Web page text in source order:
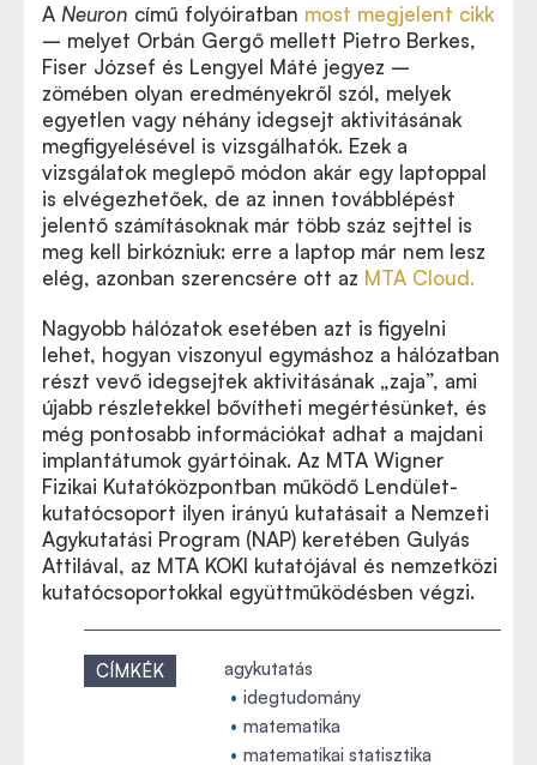
A Neuron című folyóiratban most megjelent cikk
– melyet Orbán Gergő mellett Pietro Berkes,
Fiser József és Lengyel Máté jegyez –
zömében olyan eredményekről szól, melyek
egyetlen vagy néhány idegsejt aktivitásának
megfigyelésével is vizsgálhatók. Ezek a
vizsgálatok meglepő módon akár egy laptoppal
is elvégezhetőek, de az innen továbblépést
jelentő számításoknak már több száz sejttel is
meg kell birkózniuk: erre a laptop már nem lesz
elég, azonban szerencsére ott az MTA Cloud.
Nagyobb hálózatok esetében azt is figyelni
lehet, hogyan viszonyul egymáshoz a hálózatban
részt vevő idegsejtek aktivitásának „zaja”, ami
újabb részletekkel bővítheti megértésünket, és
még pontosabb információkat adhat a majdani
implantátumok gyártóinak. Az MTA Wigner
Fizikai Kutatóközpontban működő Lendület-
kutatócsoport ilyen irányú kutatásait a Nemzeti
Agykutatási Program (NAP) keretében Gulyás
Attilával, az MTA KOKI kutatójával és nemzetközi
kutatócsoportokkal együttműködésben végzi.
CÍMKÉK
agykutatás
idegtudomány
matematika
matematikai statisztika